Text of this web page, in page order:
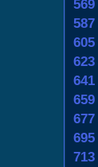
569
587
605
623
641
659
677
695
713